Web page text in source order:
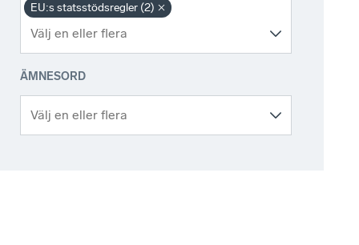
EU:s statsstödsregler (2)
ÄMNESORD